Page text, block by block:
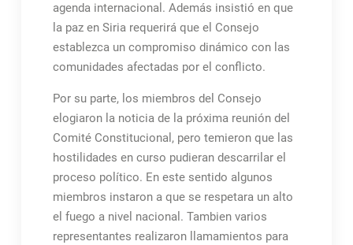
agenda internacional. Además insistió en que
la paz en Siria requerirá que el Consejo
establezca un compromiso dinámico con las
comunidades afectadas por el conflicto.
Por su parte, los miembros del Consejo
elogiaron la noticia de la próxima reunión del
Comité Constitucional, pero temieron que las
hostilidades en curso pudieran descarrilar el
proceso político. En este sentido algunos
miembros instaron a que se respetara un alto
el fuego a nivel nacional. Tambien varios
representantes realizaron llamamientos para